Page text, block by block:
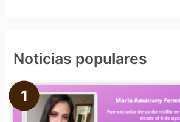
a
o
Noticias populares